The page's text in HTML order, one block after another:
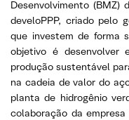
Desenvolvimento (BMZ)
develoPPP, criado pelo
que investem de forma
objetivo é desenvolver
produção sustentável
na cadeia de valor do
planta de hidrogênio
colaboração da